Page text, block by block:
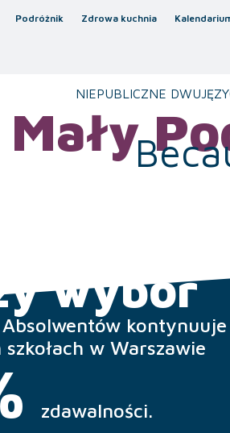
Podróżnik Zdrowa kuchnia
NIEPUBLICZNE
Mały
wybór
kontynuuje
w Warszawie
zdawalności.